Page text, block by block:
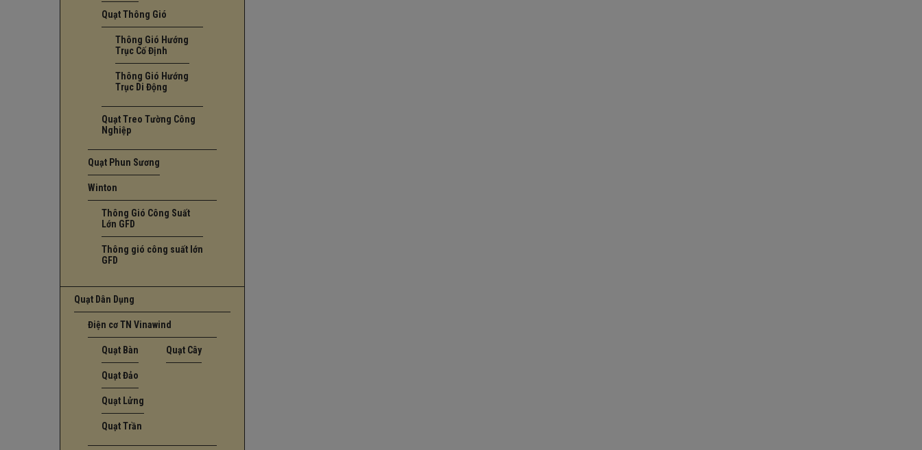
Quạt Thông Gió
Thông Gió Hướng
Trục Cố Định
Thông Gió Hướng
Trục Di Động
Quạt Treo Tường Công
Nghiệp
Quạt Phun Sương
Winton
Thông Gió Công Suất
Lớn GFD
Thông gió công suất lớn
GFD
Quạt Dân Dụng
Điện cơ TN Vinawind
Quạt Bàn Quạt Cây
Quạt Đảo
Quạt Lửng
Quạt Trần